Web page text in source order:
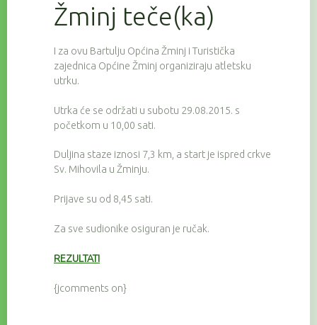
Žminj teče(ka)
I za ovu Bartulju Općina Žminj i Turistička
zajednica Općine Žminj organiziraju atletsku
utrku.
Utrka će se održati u subotu 29.08.2015. s
početkom u 10,00 sati.
Duljina staze iznosi 7,3 km, a start je ispred crkve
Sv. Mihovila u Žminju.
Prijave su od 8,45 sati.
Za sve sudionike osiguran je ručak.
REZULTATI
{jcomments on}